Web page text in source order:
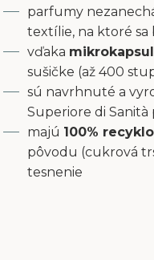
parfumy
textílie, na ktoré sa
vďaka
sušičke (až 400
sú navrhnuté a
Superiore di
majú 100%
pôvodu (cukrová
tesnenie